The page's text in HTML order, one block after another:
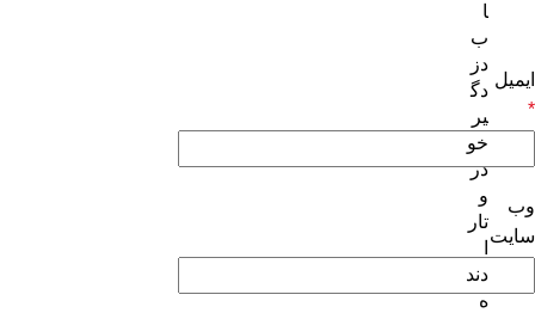
ایمیل
*
وب‌
سایت
ا
ب
دز
دگ
یر
خو
در
و
تار
دند
ه